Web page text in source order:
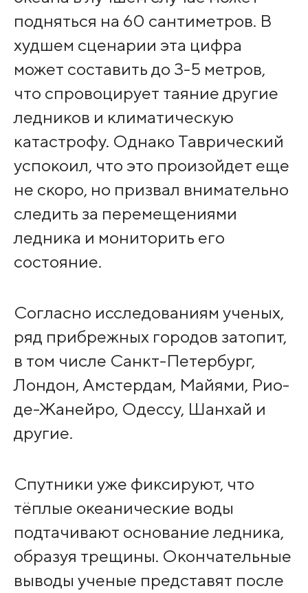
подняться на 60 сантиметров. В
худшем сценарии эта цифра
может составить до 3-5 метров,
что спровоцирует таяние другие
ледников и климатическую
катастрофу. Однако Таврический
успокоил, что это произойдет еще
не скоро, но призвал внимательно
следить за перемещениями
ледника и мониторить его
состояние.
Согласно исследованиям ученых,
ряд прибрежных городов затопит,
в том числе Санкт-Петербург,
Лондон, Амстердам, Майями, Рио-
де-Жанейро, Одессу, Шанхай и
другие.
Спутники уже фиксируют, что
тёплые океанические воды
подтачивают основание ледника,
образуя трещины. Окончательные
выводы ученые представят после